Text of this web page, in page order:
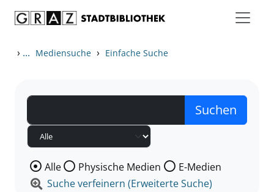
› ... Mediensuche › Einfache Suche
Wählen Sie die Medienart nach der Sie suchen wollen.
Alle Physische Medien
E-Medien
Suche verfeinern (Erweiterte Suche)